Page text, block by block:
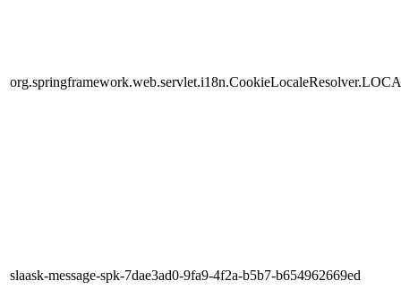
slaask-message-spk-7dae3ad0-9fa9-4f2a-b5b7-b654962669ed